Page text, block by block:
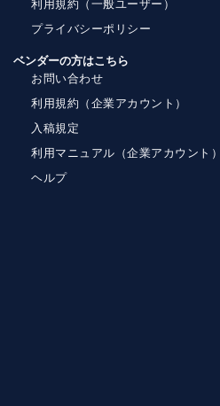
利用規約（一般ユーザー）
プライバシーポリシー
ベンダーの方はこちら
お問い合わせ
利用規約（企業アカウント）
入稿規定
利用マニュアル（企業アカウント）
ヘルプ